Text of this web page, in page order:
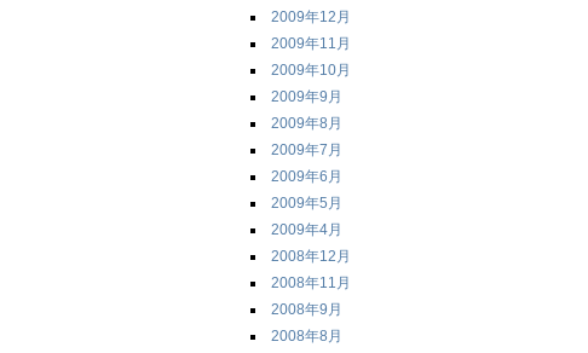
2009年12月
2009年11月
2009年10月
2009年9月
2009年8月
2009年7月
2009年6月
2009年5月
2009年4月
2008年12月
2008年11月
2008年9月
2008年8月